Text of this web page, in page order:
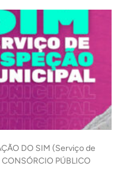
DO SIM (Serviço de
PÚBLICO